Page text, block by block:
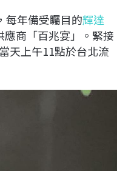
每年備受矚目的輝達
應商「百兆宴」。緊接
天上午11點於台北流